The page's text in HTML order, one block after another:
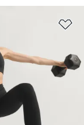
přání